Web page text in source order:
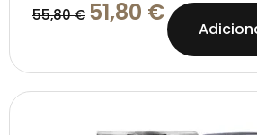
55,80€ 51,80 €